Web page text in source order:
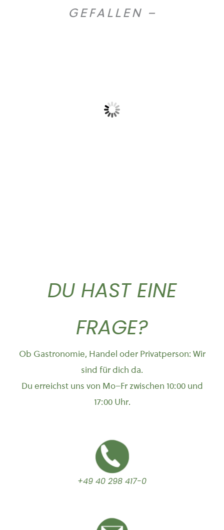
GEFALLEN –
DU HAST EINE
FRAGE?
Ob Gastronomie, Handel oder Privatperson: Wir
sind für dich da.
Du erreichst uns von Mo–Fr zwischen 10:00 und
17:00 Uhr.
+49 40 298 417-0